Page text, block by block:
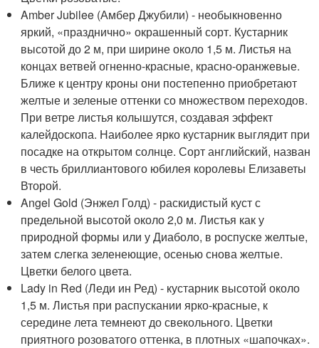
Amber Jubilee (Амбер Джубили) - необыкновенно
яркий, «празднично» окрашенный сорт. Кустарник
высотой до 2 м, при ширине около 1,5 м. Листья на
концах ветвей огненно-красные, красно-оранжевые.
Ближе к центру кроны они постепенно приобретают
желтые и зеленые оттенки со множеством переходов.
При ветре листья колышутся, создавая эффект
калейдоскопа. Наиболее ярко кустарник выглядит при
посадке на открытом солнце. Сорт английский, назван
в честь бриллиантового юбилея королевы Елизаветы
Второй.
Angel Gold (Энжел Голд) - раскидистый куст с
предельной высотой около 2,0 м. Листья как у
природной формы или у Диаболо, в роспуске желтые,
затем слегка зеленеющие, осенью снова желтые.
Цветки белого цвета.
Lady in Red (Леди ин Ред) - кустарник высотой около
1,5 м. Листья при распускании ярко-красные, к
середине лета темнеют до свекольного. Цветки
приятного розоватого оттенка, в плотных «шапочках».